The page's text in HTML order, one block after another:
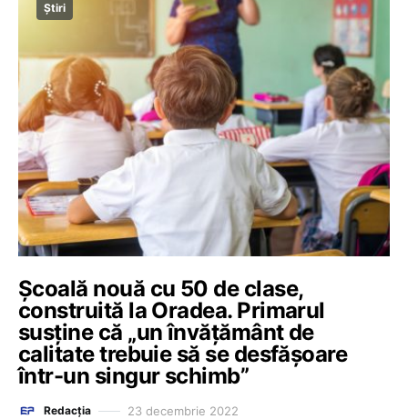
Știri
Școală nouă cu 50 de clase,
construită la Oradea. Primarul
susține că „un învățământ de
calitate trebuie să se desfășoare
într-un singur schimb”
Redacția 23 decembrie 2022